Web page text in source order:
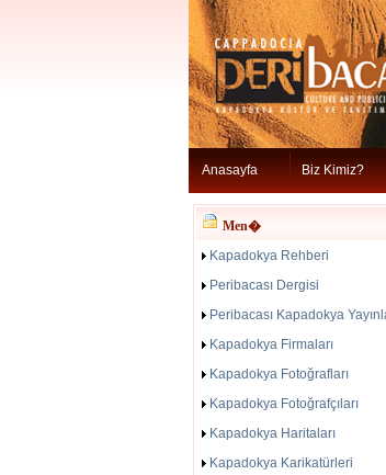
Anasayfa Biz Kimiz?
Men�
Kapadokya Rehberi
Peribacası Dergisi
Peribacası Kapadokya
Kapadokya Firmaları
Kapadokya Fotoğrafları
Kapadokya Fotoğrafçıları
Kapadokya Haritaları
Kapadokya Karikatürleri